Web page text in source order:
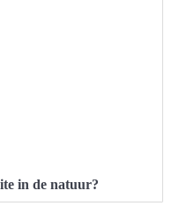
in de natuur?